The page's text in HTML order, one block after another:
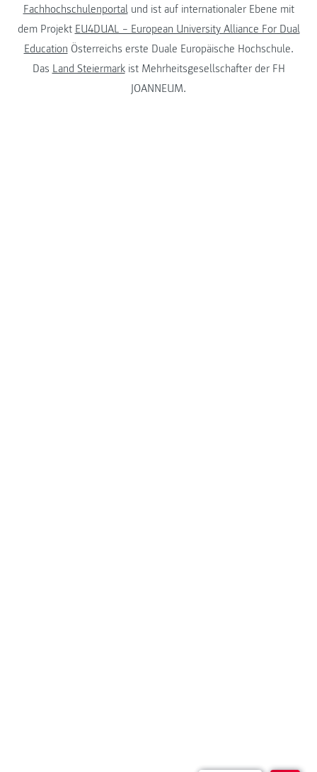
Fachhochschulenportalund ist auf internationaler Ebene mit
dem Projekt EU4DUAL – European University Alliance For Dual
Education Österreichs erste Duale Europäische Hochschule.
Das Land Steiermarkist Mehrheitsgesellschafter der FH
JOANNEUM.